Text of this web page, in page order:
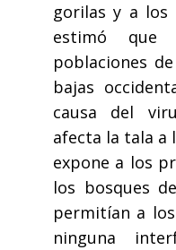
gorilas y a los
estimó
poblaciones
bajas
causa del
afecta la tala a
expone a los
los bosques
permitían a
ninguna